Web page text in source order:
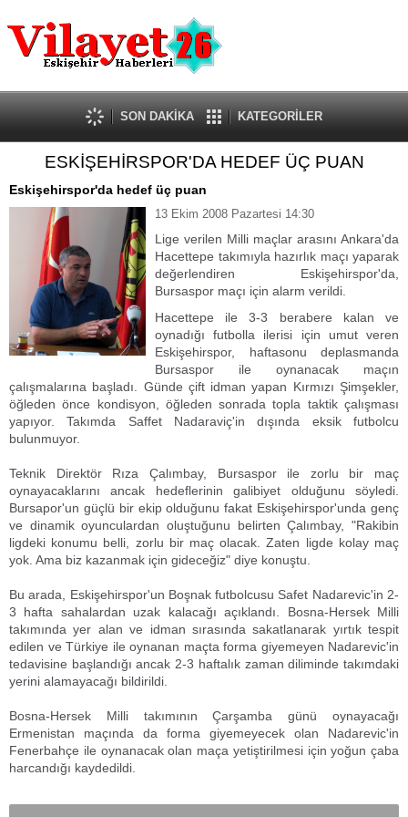
Güncel
Ekonomi
Politika
Eğitim
Spor
Kültür-Sanat
Dünya
Röportaj
Tanıtım Yazısı
SON DAKİKA KATEGORİLER
ESKİŞEHİRSPOR'DA HEDEF ÜÇ PUAN
Eskişehirspor'da hedef üç puan
13 Ekim 2008 Pazartesi 14:30
Lige verilen Milli maçlar arasını Ankara'da
Hacettepe takımıyla hazırlık maçı yaparak
değerlendiren Eskişehirspor'da,
Bursaspor maçı için alarm verildi.
Hacettepe ile 3-3 berabere kalan ve
oynadığı futbolla ilerisi için umut veren
Eskişehirspor, haftasonu deplasmanda
Bursaspor ile oynanacak maçın
çalışmalarına başladı. Günde çift idman yapan Kırmızı Şimşekler,
öğleden önce kondisyon, öğleden sonrada topla taktik çalışması
yapıyor. Takımda Saffet Nadaraviç'in dışında eksik futbolcu
bulunmuyor.
Teknik Direktör Rıza Çalımbay, Bursaspor ile zorlu bir maç
oynayacaklarını ancak hedeflerinin galibiyet olduğunu söyledi.
Bursapor'un güçlü bir ekip olduğunu fakat Eskişehirspor'unda genç
ve dinamik oyunculardan oluştuğunu belirten Çalımbay, "Rakibin
ligdeki konumu belli, zorlu bir maç olacak. Zaten ligde kolay maç
yok. Ama biz kazanmak için gideceğiz" diye konuştu.
Bu arada, Eskişehirspor'un Boşnak futbolcusu Safet Nadarevic'in 2-
3 hafta sahalardan uzak kalacağı açıklandı. Bosna-Hersek Milli
takımında yer alan ve idman sırasında sakatlanarak yırtık tespit
edilen ve Türkiye ile oynanan maçta forma giyemeyen Nadarevic'in
tedavisine başlandığı ancak 2-3 haftalık zaman diliminde takımdaki
yerini alamayacağı bildirildi.
Bosna-Hersek Milli takımının Çarşamba günü oynayacağı
Ermenistan maçında da forma giyemeyecek olan Nadarevic'in
Fenerbahçe ile oynanacak olan maça yetiştirilmesi için yoğun çaba
harcandığı kaydedildi.